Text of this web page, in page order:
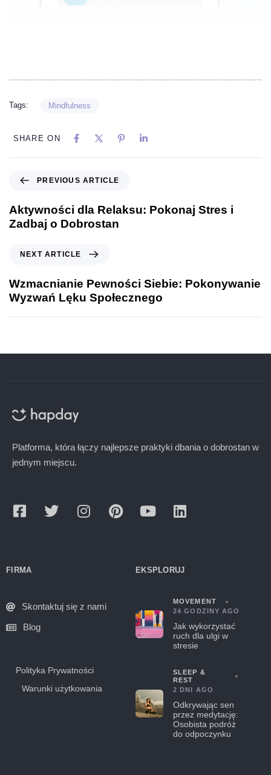
Tags: Mindfulness
SHARE ON
PREVIOUS ARTICLE
Aktywności dla Relaksu: Pokonaj Stres i
Zadbaj o Dobrostan
NEXT ARTICLE
Wzmacnianie Pewności Siebie: Pokonywanie
Wyzwań Lęku Społecznego
Platforma, która łączy najlepsze praktyki dbania o dobrostan w
jednym miejscu.
FIRMA
Skontaktuj się z nami
Blog
Polityka Prywatności
Warunki użytkowania
EKSPLORUJ
MOVEMENT
24 GODZINY AGO
Jak wykorzystać
ruch dla ulgi w
stresie
SLEEP &
REST
2 DNI AGO
Odkrywając sen
przez medytację:
Osobista podróż
do odpoczynku